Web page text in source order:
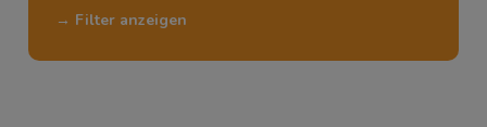
→ Filter anzeigen